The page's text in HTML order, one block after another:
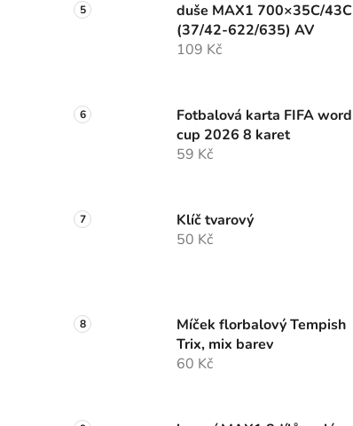
duše MAX1 700×35C/43C
(37/42-622/635) AV
109 Kč
Fotbalová karta FIFA word
cup 2026 8 karet
59 Kč
Klíč tvarový
50 Kč
Míček florbalový Tempish
Trix, mix barev
60 Kč